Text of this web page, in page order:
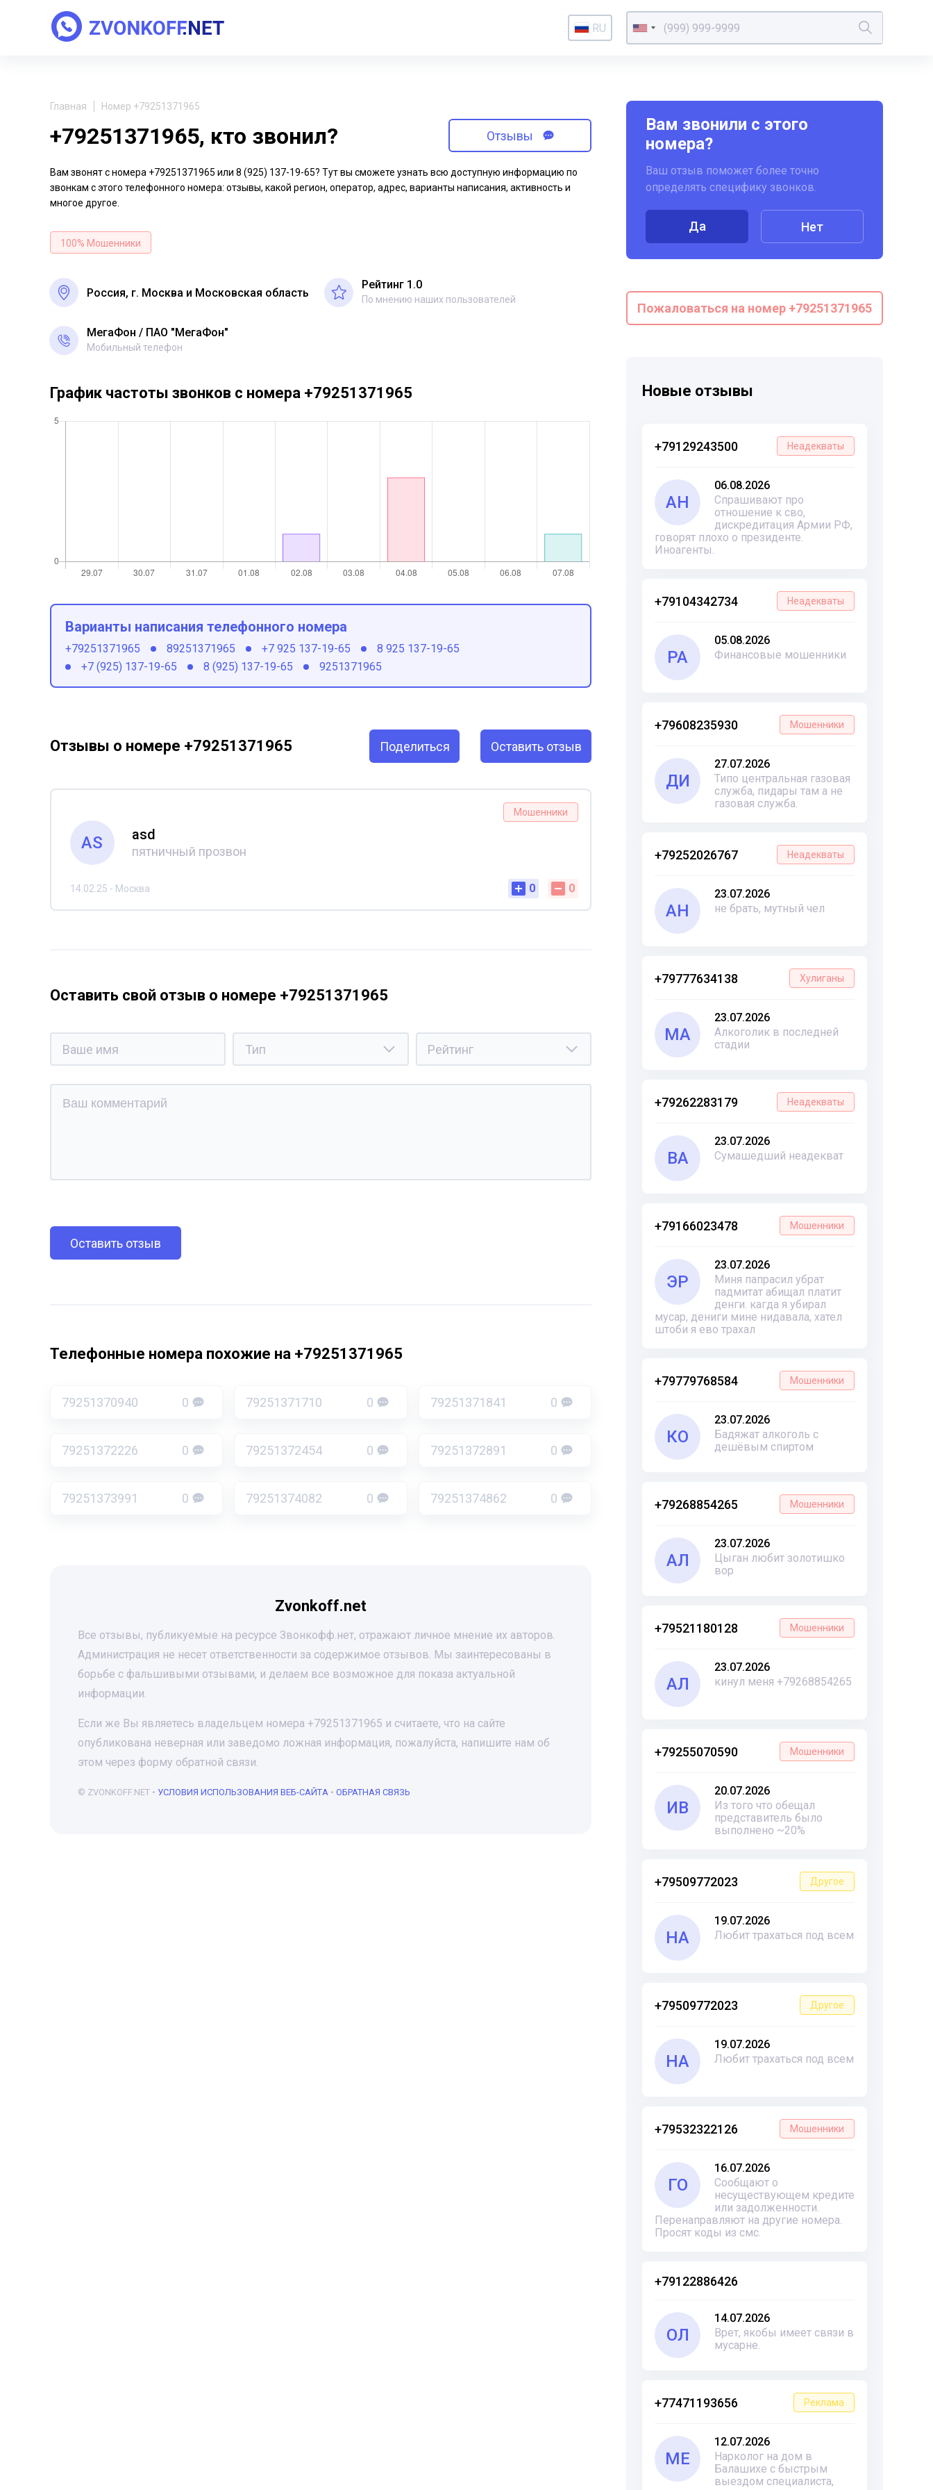
RU
Главная Номер +79251371965
+79251371965, кто звонил? Отзывы
Вам звонят с номера +79251371965 или 8 (925) 137-19-65? Тут вы сможете узнать всю доступную информацию по
звонкам с этого телефонного номера: отзывы, какой регион, оператор, адрес, варианты написания, активность и
многое другое.
100% Мошенники
Россия, г. Москва и Московская область
Рейтинг 1.0
По мнению наших пользователей
МегаФон ПАО "МегаФон"
Мобильный телефон
Вам звонили с этого
номера?
Ваш отзыв поможет более точно
определять специфику звонков.
Да Нет
Пожаловаться на номер +79251371965
Новые отзывы
+79129243500 Неадекваты
АН
06.08.2026
Спрашивают про
отношение к сво,
дискредитация Армии РФ,
говорят плохо о президенте.
Иноагенты.
+79104342734 Неадекваты
РА
05.08.2026
Финансовые мошенники
+79608235930 Мошенники
ДИ
27.07.2026
Типо центральная газовая
служба, пидары там а не
газовая служба.
+79252026767 Неадекваты
АН
23.07.2026
не брать, мутный чел
+79777634138 Хулиганы
МА
23.07.2026
Алкоголик в последней
стадии
+79262283179 Неадекваты
ВА
23.07.2026
Сумашедший неадекват
+79166023478 Мошенники
ЭР
23.07.2026
Миня папрасил убрат
падмитат абищал платит
денги. кагда я убирал
мусар, дениги мине нидавала, хател
штоби я ево трахал
+79779768584 Мошенники
КО
23.07.2026
Бадяжат алкоголь с
дешёвым спиртом
+79268854265 Мошенники
АЛ
23.07.2026
Цыган любит золотишко
вор
+79521180128 Мошенники
АЛ
23.07.2026
кинул меня +79268854265
+79255070590 Мошенники
ИВ
20.07.2026
Из того что обещал
представитель было
выполнено ~20%
+79509772023 Другое
НА
19.07.2026
Любит трахаться под всем
+79509772023 Другое
НА
19.07.2026
Любит трахаться под всем
+79532322126 Мошенники
ГО
16.07.2026
Сообщают о
несуществующем кредите
или задолженности.
Перенаправляют на другие номера.
Просят коды из смс.
+79122886426
ОЛ
14.07.2026
Врет, якобы имеет связи в
мусарне.
+77471193656 Реклама
ME
12.07.2026
Нарколог на дом в
Балашихе с быстрым
выездом специалиста,
График частоты звонков с номера +79251371965
Варианты написания телефонного номера
+79251371965 89251371965 +7 925 137-19-65
8 925 137-19-65
+7 (925) 137-19-65
8 (925) 137-19-65 9251371965
Отзывы о номере +79251371965 Поделиться Оставить отзыв
Мошенники
AS asd
пятничный прозвон
14.02.25 - Москва 0 0
Оставить свой отзыв о номере +79251371965
Оставить отзыв
Телефонные номера похожие на +79251371965
79251370940 0 79251371710 0 79251371841 0
79251372226 0 79251372454 0 79251372891 0
79251373991 0 79251374082 0 79251374862 0
Zvonkoff.net
Все отзывы, публикуемые на ресурсе Звонкофф.нет, отражают личное мнение их авторов.
Администрация не несет ответственности за содержимое отзывов. Мы заинтересованы в
борьбе с фальшивыми отзывами, и делаем все возможное для показа актуальной
информации.
Если же Вы являетесь владельцем номера +79251371965 и считаете, что на сайте
опубликована неверная или заведомо ложная информация, пожалуйста, напишите нам об
этом через форму обратной связи.
© ZVONKOFF.NET • УСЛОВИЯ ИСПОЛЬЗОВАНИЯ ВЕБ-САЙТА • ОБРАТНАЯ СВЯЗЬ